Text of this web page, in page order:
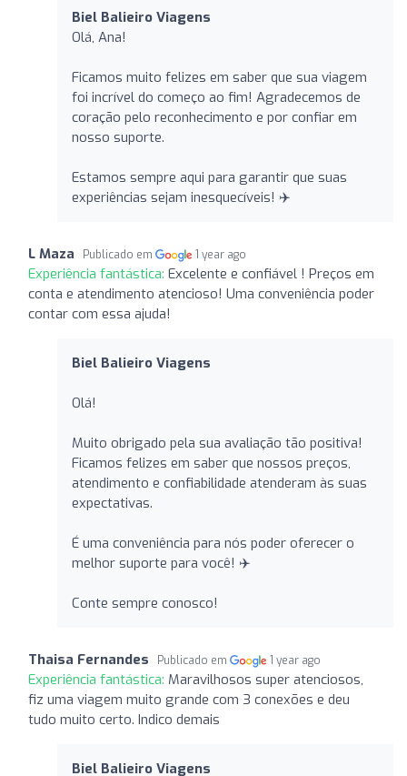
Biel Balieiro Viagens
Olá, Ana!
Ficamos muito felizes em saber que sua viagem
foi incrível do começo ao fim! Agradecemos de
coração pelo reconhecimento e por confiar em
nosso suporte.
Estamos sempre aqui para garantir que suas
experiências sejam inesquecíveis! ✈️
L Maza Publicado em 1 year ago
Experiência fantástica: Excelente e confiável ! Preços em
conta e atendimento atencioso! Uma conveniência poder
contar com essa ajuda!
Biel Balieiro Viagens
Olá!
Muito obrigado pela sua avaliação tão positiva!
Ficamos felizes em saber que nossos preços,
atendimento e confiabilidade atenderam às suas
expectativas.
É uma conveniência para nós poder oferecer o
melhor suporte para você! ✈️
Conte sempre conosco!
Thaisa Fernandes Publicado em 1 year ago
Experiência fantástica: Maravilhosos super atenciosos,
fiz uma viagem muito grande com 3 conexões e deu
tudo muito certo. Indico demais
Biel Balieiro Viagens